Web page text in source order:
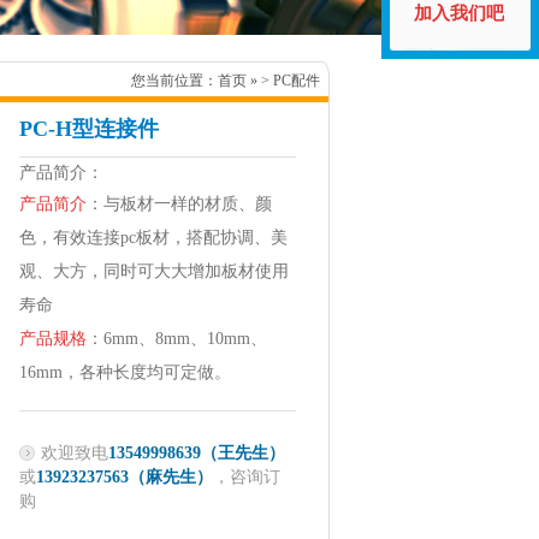
您当前位置： 首页 » > PC配件
PC-H型连接件
产品简介：
产品简介 ：与板材一样的材质、颜
色，有效连接pc板材，搭配协调、美
观、大方，同时可大大增加板材使用
寿命
产品规格 ：6mm、8mm、10mm、
16mm，各种长度均可定做。
欢迎致电13549998639（王先生）
或13923237563（麻先生）
，咨询订
购
加入我们吧